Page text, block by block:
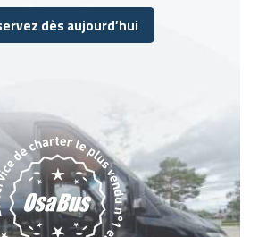
dès aujourd’hui
dès aujourd’hui